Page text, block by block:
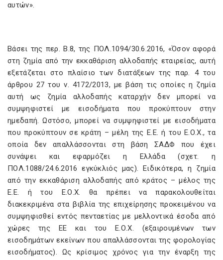
αυτών».
Βάσει της περ. Β.8, της ΠΟΛ.1094/30.6.2016, «Όσον αφορά
στη ζημία από την εκκαθάριση αλλοδαπής εταιρείας, αυτή
εξετάζεται στο πλαίσιο των διατάξεων της παρ. 4 του
άρθρου 27 του ν. 4172/2013, με βάση τις οποίες η ζημία
αυτή ως ζημία αλλοδαπής καταρχήν δεν μπορεί να
συμψηφιστεί με εισοδήματα που προκύπτουν στην
ημεδαπή. Ωστόσο, μπορεί να συμψηφιστεί με εισοδήματα
που προκύπτουν σε κράτη – μέλη της Ε.Ε. ή του Ε.Ο.Χ., τα
οποία δεν απαλλάσσονται στη βάση ΣΑΔΦ που έχει
συνάψει και εφαρμόζει η Ελλάδα (σχετ. η
ΠΟΛ.1088/24.6.2016 εγκύκλιός μας). Ειδικότερα, η ζημία
από την εκκαθάριση αλλοδαπής από κράτος – μέλος της
Ε.Ε. ή του Ε.Ο.Χ. θα πρέπει να παρακολουθείται
διακεκριμένα στα βιβλία της επιχείρησης προκειμένου να
συμψηφισθεί εντός πενταετίας με μελλοντικά έσοδα από
χώρες της ΕΕ και του Ε.Ο.Χ. (εξαιρουμένων των
εισοδημάτων εκείνων που απαλλάσσονται της φορολογίας
εισοδήματος). Ως κρίσιμος χρόνος για την έναρξη της